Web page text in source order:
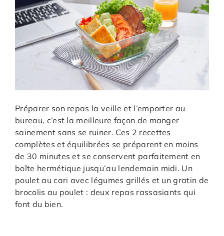
Préparer son repas la veille et l’emporter au
bureau, c’est la meilleure façon de manger
sainement sans se ruiner. Ces 2 recettes
complètes et équilibrées se préparent en moins
de 30 minutes et se conservent parfaitement en
boîte hermétique jusqu’au lendemain midi. Un
poulet au cari avec légumes grillés et un gratin de
brocolis au poulet : deux repas rassasiants qui
font du bien.